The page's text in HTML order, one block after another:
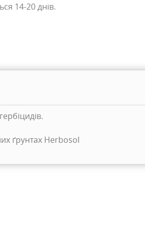
14-20 днів.
ґрунтах Herbosol